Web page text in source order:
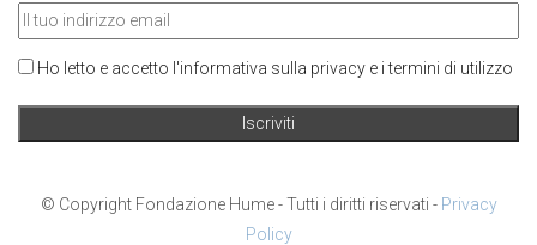
Ho letto e accetto l'informativa sulla privacy e i termini di utilizzo
© Copyright Fondazione Hume - Tutti i diritti riservati - Privacy
Policy